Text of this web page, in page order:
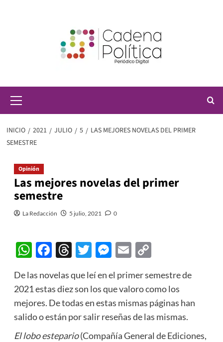
principal
INICIO 2021 JULIO 5
LAS MEJORES NOVELAS DEL PRIMER
SEMESTRE
Opinión
Las mejores novelas del primer
semestre
La Redacción 5 julio, 2021 0
WhatsApp
Facebook
Threads
Twitter
Messenger
EmailCopy
De las novelas que leí en el primer semestre de
2021 estas diez son los que valoro como los
mejores. De todas en estas mismas páginas han
salido o están por salir reseñas de las mismas.
El lobo estepario(Compañía General de Ediciones,